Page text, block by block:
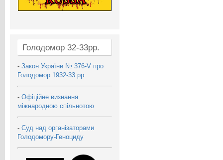
Голодомор 32-33рр.
- Закон України № 376-V про
Голодомор 1932-33 рр.
- Офіційне визнання
міжнародною спільнотою
- Суд над організаторами
Голодомору-Геноциду